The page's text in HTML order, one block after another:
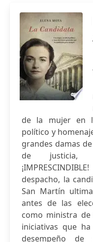
de la mujer en
político y
grandes damas
de justicia,
despacho, la
San Martín
antes de las
como ministra
iniciativas que
desempeño